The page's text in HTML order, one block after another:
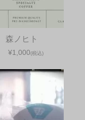
森ノヒト
¥1,000(税込)